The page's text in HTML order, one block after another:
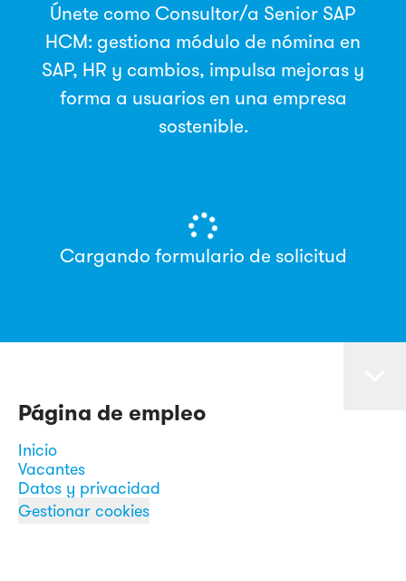
Únete como Consultor/a Senior SAP
HCM: gestiona módulo de nómina en
SAP, HR y cambios, impulsa mejoras y
forma a usuarios en una empresa
sostenible.
Cargando formulario de solicitud
Página de empleo
Inicio
Vacantes
Datos y privacidad
Gestionar cookies